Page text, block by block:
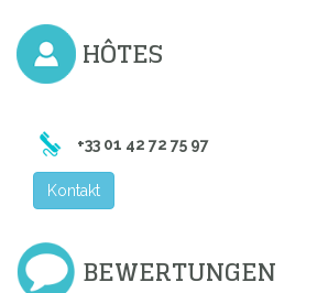
HÔTES
+33 01 42 72 75 97
Kontakt
BEWERTUNGEN